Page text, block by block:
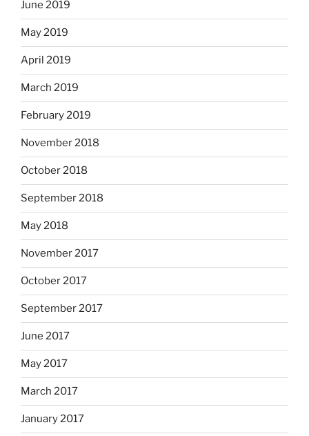
June 2019
May 2019
April 2019
March 2019
February 2019
November 2018
October 2018
September 2018
May 2018
November 2017
October 2017
September 2017
June 2017
May 2017
March 2017
January 2017